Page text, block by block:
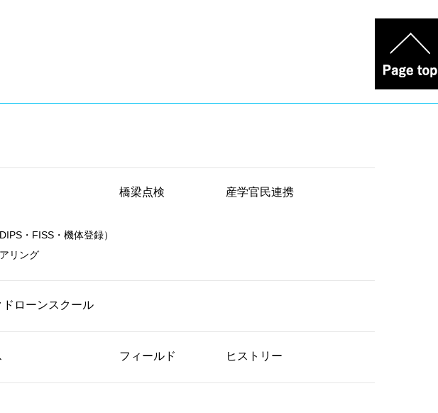
DIPS・FISS・機体登録）
リング
橋梁点検 産学官民連携
ドローンスクール
フィールド ヒストリー